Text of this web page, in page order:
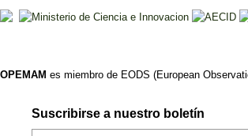
OPEMAM es miembro de EODS (European
Suscribirse a nuestro boletín